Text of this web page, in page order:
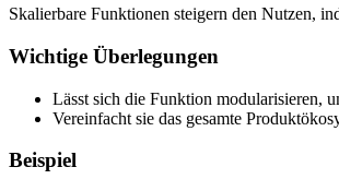
Skalierbare Funktionen steigern den Nutzen,
Wichtige Überlegungen
Lässt sich die Funktion modularisieren,
Vereinfacht sie das gesamte
Beispiel